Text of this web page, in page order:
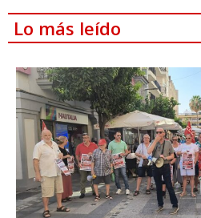
Lo más leído